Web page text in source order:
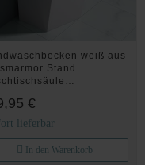
weiß aus
Stand
€
lieferbar
In den Warenkorb